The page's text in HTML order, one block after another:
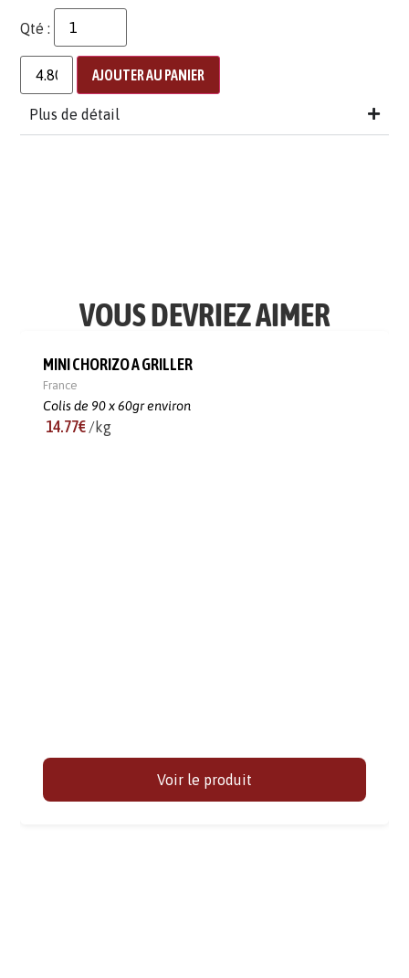
Qté :
AJOUTER AU PANIER
Plus de détail
VOUS DEVRIEZ AIMER
MINI CHORIZO A GRILLER
France
Colis de 90 x 60gr environ
14.77€ /kg
Voir le produit